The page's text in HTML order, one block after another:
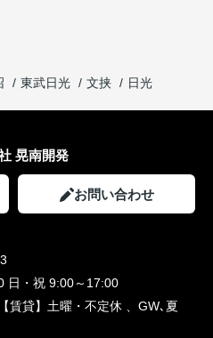
東武日光 文挟 日光
晃南開発
お問い合わせ
日・祝 9:00～17:00
賃貸】土曜・不定休 、GW､夏